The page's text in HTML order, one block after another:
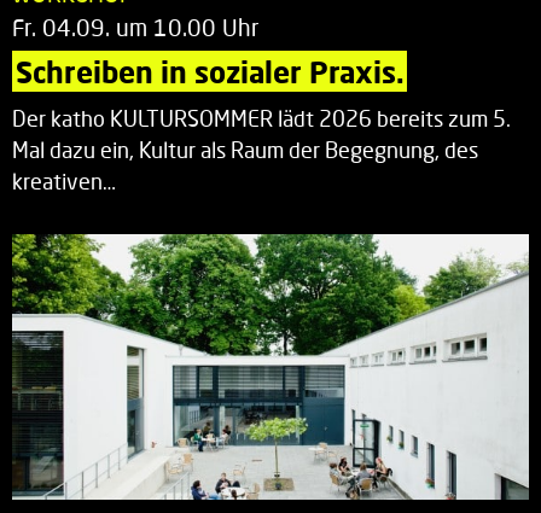
Fr. 04.09. um 10.00 Uhr
Schreiben in sozialer Praxis.
Der katho KULTURSOMMER lädt 2026 bereits zum 5.
Mal dazu ein, Kultur als Raum der Begegnung, des
kreativen…